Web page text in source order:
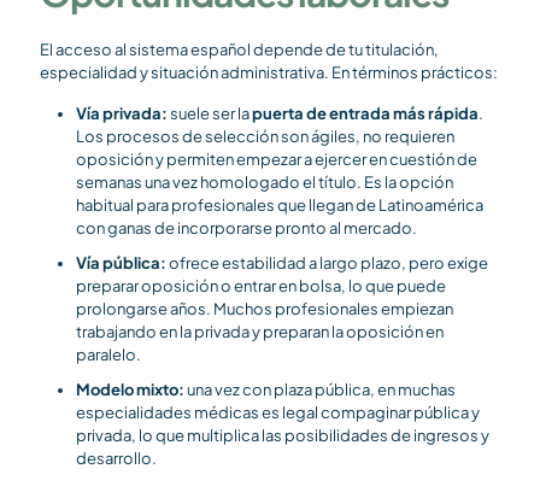
El acceso al sistema español depende de tu titulación,
especialidad y situación administrativa. En términos prácticos:
Vía privada:suele ser lapuerta de entrada más rápida.
Los procesos de selección son ágiles, no requieren
oposición y permiten empezar a ejercer en cuestión de
semanas una vez homologado el título. Es la opción
habitual para profesionales que llegan de Latinoamérica
con ganas de incorporarse pronto al mercado.
Vía pública:ofrece estabilidad a largo plazo, pero exige
preparar oposición o entrar en bolsa, lo que puede
prolongarse años. Muchos profesionales empiezan
trabajando en la privada y preparan la oposición en
paralelo.
Modelo mixto:una vez con plaza pública, en muchas
especialidades médicas es legal compaginar pública y
privada, lo que multiplica las posibilidades de ingresos y
desarrollo.